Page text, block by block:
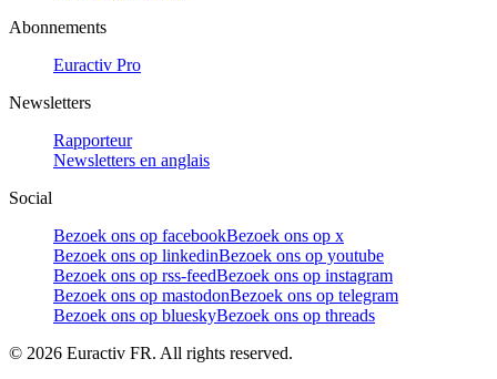
Abonnements
Euractiv Pro
Newsletters
Rapporteur
Newsletters en anglais
Social
Bezoek ons op facebookBezoek ons op x
Bezoek ons op linkedinBezoek ons op youtube
Bezoek ons op rss-feedBezoek ons op instagram
Bezoek ons op mastodonBezoek ons op telegram
Bezoek ons op blueskyBezoek ons op threads
© 2026 Euractiv FR. All rights reserved.